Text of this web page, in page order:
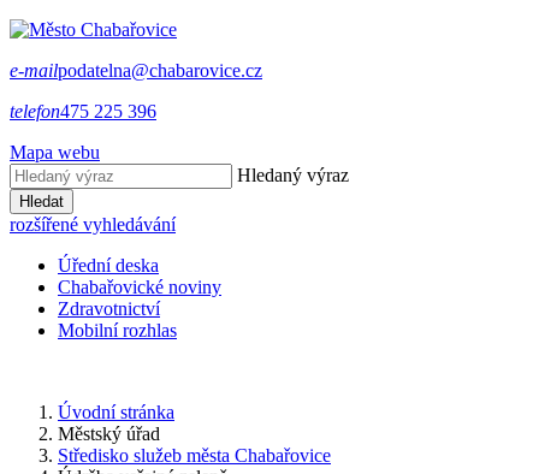
e-mailpodatelna@chabarovice.cz
telefon475 225 396
Mapa webu
Hledaný výraz
Hledat
rozšířené vyhledávání
Úřední deska
Chabařovické noviny
Zdravotnictví
Mobilní rozhlas
Úvodní stránka
Městský úřad
Středisko služeb města Chabařovice